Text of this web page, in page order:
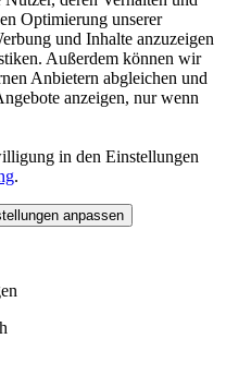
Optimierung unserer
und Inhalte anzuzeigen
Außerdem können wir
Anbietern abgleichen und
anzeigen, nur wenn
in den Einstellungen
.
anpassen